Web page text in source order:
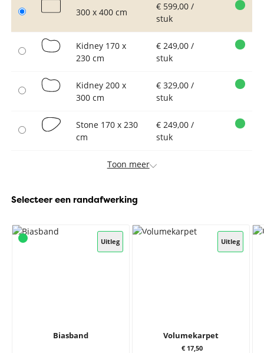
300 x 400 cm
€ 599,00 /
stuk
Kidney 170 x
230 cm
€ 249,00 /
stuk
Kidney 200 x
300 cm
€ 329,00 /
stuk
Stone 170 x 230
cm
€ 249,00 /
stuk
Toon meer
Selecteer een randafwerking
Uitleg
Biasband
Uitleg
Volumekarpet
€ 17,50